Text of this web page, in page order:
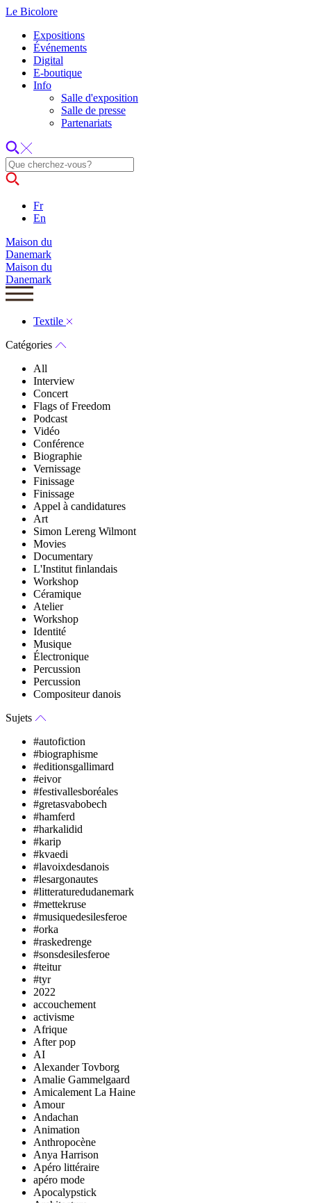
Le Bicolore
Expositions
Événements
Digital
E-boutique
Info
Salle d'exposition
Salle de presse
Partenariats
Fr
En
Maison du
Danemark
Maison du
Danemark
Textile
Catégories
All
Interview
Concert
Flags of Freedom
Podcast
Vidéo
Conférence
Biographie
Vernissage
Finissage
Finissage
Appel à candidatures
Art
Simon Lereng Wilmont
Movies
Documentary
L'Institut finlandais
Workshop
Céramique
Atelier
Workshop
Identité
Musique
Électronique
Percussion
Percussion
Compositeur danois
Sujets
#autofiction
#biographisme
#editionsgallimard
#eivor
#festivallesboréales
#gretasvabobech
#hamferd
#harkalidid
#karip
#kvaedi
#lavoixdesdanois
#lesargonautes
#litteraturedudanemark
#mettekruse
#musiquedesilesferoe
#orka
#raskedrenge
#sonsdesilesferoe
#teitur
#tyr
2022
accouchement
activisme
Afrique
After pop
AI
Alexander Tovborg
Amalie Gammelgaard
Amicalement La Haine
Amour
Andachan
Animation
Anthropocène
Anya Harrison
Apéro littéraire
apéro mode
Apocalypstick